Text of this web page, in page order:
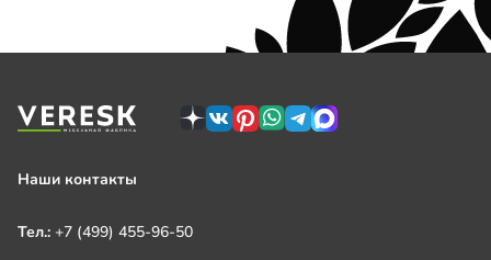
Наши контакты
Тел.: +7 (499) 455-96-50